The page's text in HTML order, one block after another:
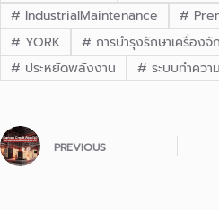
# IndustrialMaintenance #
# YORK # การบำรุงรักษาเครื่องจั
# ประหยัดพลังงาน # ระบบทำควา
PREVIOUS